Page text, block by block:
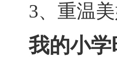
3、重温
我的小